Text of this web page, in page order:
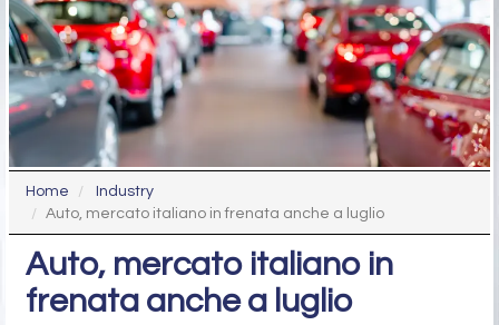
Home
Industry
Auto, mercato italiano in frenata anche a luglio
Auto, mercato italiano in
frenata anche a luglio